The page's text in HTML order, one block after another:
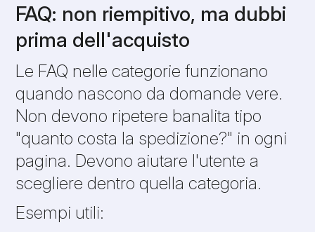
FAQ: non riempitivo, ma dubbi
prima dell'acquisto
Le FAQ nelle categorie funzionano
quando nascono da domande vere.
Non devono ripetere banalita tipo
"quanto costa la spedizione?" in ogni
pagina. Devono aiutare l'utente a
scegliere dentro quella categoria.
Esempi utili: